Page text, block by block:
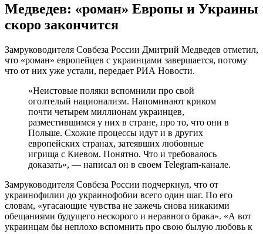
Медведев: «роман» Европы и Украины
скоро закончится
Замруководителя Совбеза России Дмитрий Медведев отметил,
что «роман» европейцев с украинцами завершается, потому
что от них уже устали, передает РИА Новости.
«Неистовые поляки вспомнили про свой
оголтелый национализм. Напоминают криком
почти четырем миллионам украинцев,
разместившимся у них в стране, про то, что они в
Польше. Схожие процессы идут и в других
европейских странах, затеявших любовные
игрища с Киевом. Понятно. Что и требовалось
доказать», — написал он в своем Telegram-канале.
Замруководителя Совбеза России подчеркнул, что от
украинофилии до украинофобии всего один шаг. По его
словам, «угасающие чувства не зажечь снова никакими
обещаниями будущего нескорого и неравного брака». «А вот
украинцам бы неплохо вспомнить про свою былую любовь к